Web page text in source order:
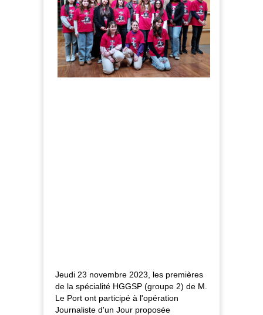
Jeudi 23 novembre 2023, les premières
de la spécialité HGGSP (groupe 2) de M.
Le Port ont participé à l'opération
Journaliste d'un Jour proposée